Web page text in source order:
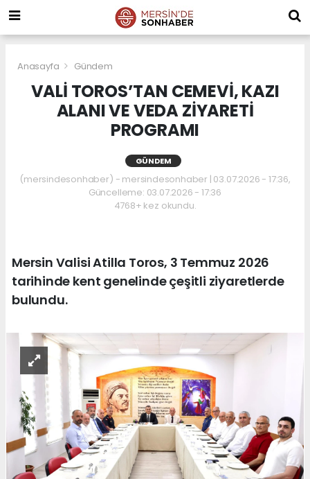
Anasayfa Gündem
VALİ TOROS’TAN CEMEVİ, KAZI
ALANI VE VEDA ZİYARETİ
PROGRAMI
GÜNDEM
(mersindesonhaber) - mersindesonhaber | 03.07.2026 - 17:36,
Güncelleme: 03.07.2026 - 17:36
4768+ kez okundu.
Mersin Valisi Atilla Toros, 3 Temmuz 2026
tarihinde kent genelinde çeşitli ziyaretlerde
bulundu.